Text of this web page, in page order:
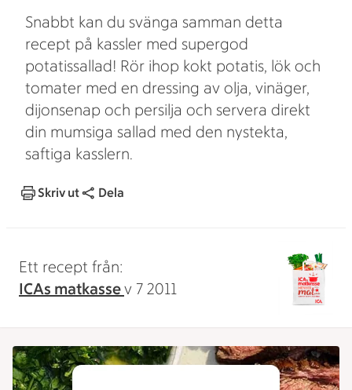
Snabbt kan du svänga samman detta
recept på kassler med supergod
potatissallad! Rör ihop kokt potatis, lök och
tomater med en dressing av olja, vinäger,
dijonsenap och persilja och servera direkt
din mumsiga sallad med den nystekta,
saftiga kasslern.
Skriv ut Dela
Ett recept från:
ICAs matkassev 7 2011